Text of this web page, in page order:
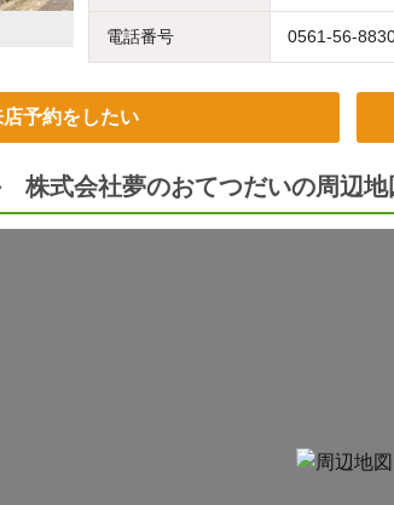
電話番号 0561-56-
店予約をしたい
式会社夢のおてつだいの周辺地